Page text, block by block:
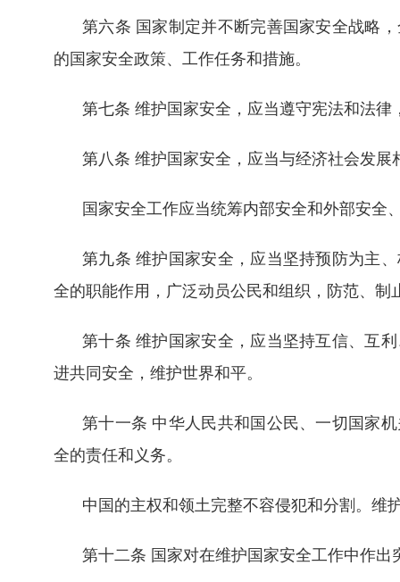
第六条 国家制定并不断完善国家安全战略
的国家安全政策、工作任务和措施。
第七条 维护国家安全，应当遵守宪法和法
第八条 维护国家安全，应当与经济社会发展
国家安全工作应当统筹内部安全和外部安全
第九条 维护国家安全，应当坚持预防为主
全的职能作用，广泛动员公民和组织，防范、
第十条 维护国家安全，应当坚持互信、互
进共同安全，维护世界和平。
第十一条 中华人民共和国公民、一切国家
全的责任和义务。
中国的主权和领土完整不容侵犯和分割。维
第十二条 国家对在维护国家安全工作中作